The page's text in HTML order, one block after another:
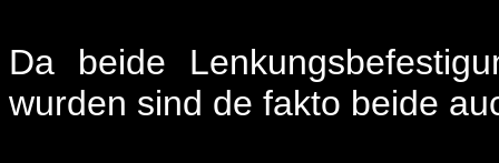
Da beide
wurden sind de fakto beide